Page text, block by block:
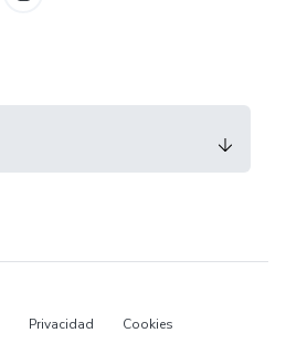
Privacidad Cookies